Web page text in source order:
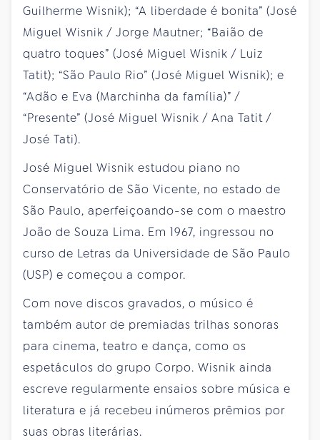
Guilherme Wisnik); “A liberdade é bonita” (José
Miguel Wisnik / Jorge Mautner; “Baião de
quatro toques” (José Miguel Wisnik / Luiz
Tatit); “São Paulo Rio” (José Miguel Wisnik); e
“Adão e Eva (Marchinha da família)” /
“Presente” (José Miguel Wisnik / Ana Tatit /
José Tati).
José Miguel Wisnik estudou piano no
Conservatório de São Vicente, no estado de
São Paulo, aperfeiçoando-se com o maestro
João de Souza Lima. Em 1967, ingressou no
curso de Letras da Universidade de São Paulo
(USP) e começou a compor.
Com nove discos gravados, o músico é
também autor de premiadas trilhas sonoras
para cinema, teatro e dança, como os
espetáculos do grupo Corpo. Wisnik ainda
escreve regularmente ensaios sobre música e
literatura e já recebeu inúmeros prêmios por
suas obras literárias.